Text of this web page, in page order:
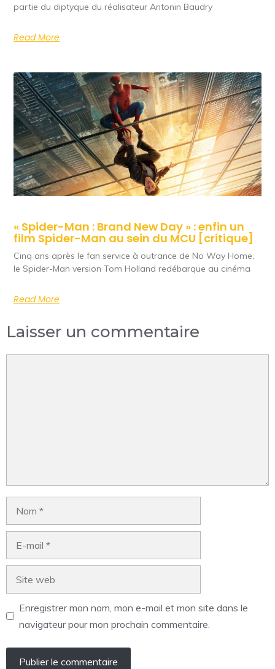
partie du diptyque du réalisateur Antonin Baudry
Read More
« Spider-Man : Brand New Day » : enfin un
film Spider-Man au sein du MCU [critique]
Cinq ans après le fan service à outrance de No Way Home,
le Spider-Man version Tom Holland redébarque au cinéma
Read More
Laisser un commentaire
Enregistrer mon nom, mon e-mail et mon site dans le
navigateur pour mon prochain commentaire.